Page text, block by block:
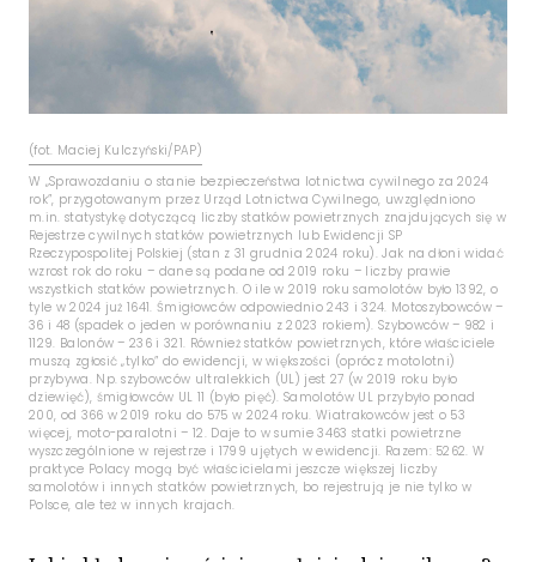
(fot. Maciej Kulczyński/PAP)
W „Sprawozdaniu o stanie bezpieczeństwa lotnictwa cywilnego za 2024
rok”, przygotowanym przez Urząd Lotnictwa Cywilnego, uwzględniono
m.in. statystykę dotyczącą liczby statków powietrznych znajdujących się w
Rejestrze cywilnych statków powietrznych lub Ewidencji SP
Rzeczypospolitej Polskiej (stan z 31 grudnia 2024 roku). Jak na dłoni widać
wzrost rok do roku – dane są podane od 2019 roku – liczby prawie
wszystkich statków powietrznych. O ile w 2019 roku samolotów było 1392, o
tyle w 2024 już 1641. Śmigłowców odpowiednio 243 i 324. Motoszybowców –
36 i 48 (spadek o jeden w porównaniu z 2023 rokiem). Szybowców – 982 i
1129. Balonów – 236 i 321. Również statków powietrznych, które właściciele
muszą zgłosić „tylko” do ewidencji, w większości (oprócz motolotni)
przybywa. Np. szybowców ultralekkich (UL) jest 27 (w 2019 roku było
dziewięć), śmigłowców UL 11 (było pięć). Samolotów UL przybyło ponad
200, od 366 w 2019 roku do 575 w 2024 roku. Wiatrakowców jest o 53
więcej, moto-paralotni – 12. Daje to w sumie 3463 statki powietrzne
wyszczególnione w rejestrze i 1799 ujętych w ewidencji. Razem: 5262. W
praktyce Polacy mogą być właścicielami jeszcze większej liczby
samolotów i innych statków powietrznych, bo rejestrują je nie tylko w
Polsce, ale też w innych krajach.